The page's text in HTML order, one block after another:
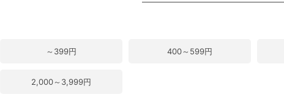
～399円 400～599円
2,000～3,999円